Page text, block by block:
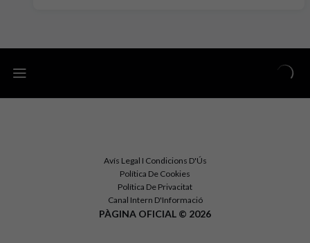
Avís Legal I Condicions D'Ús
Política De Cookies
Política De Privacitat
Canal Intern D'Informació
PÀGINA OFICIAL © 2026